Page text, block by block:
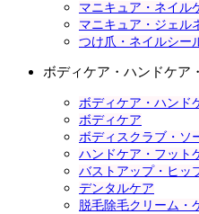
マニキュア・ネイル
マニキュア・ジェル
つけ爪・ネイルシー
ボディケア・ハンドケア
ボディケア・ハンド
ボディケア
ボディスクラブ・ソ
ハンドケア・フット
バストアップ・ヒッ
デンタルケア
脱毛除毛クリーム・